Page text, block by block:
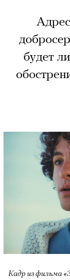
будет
Кадр из фильма